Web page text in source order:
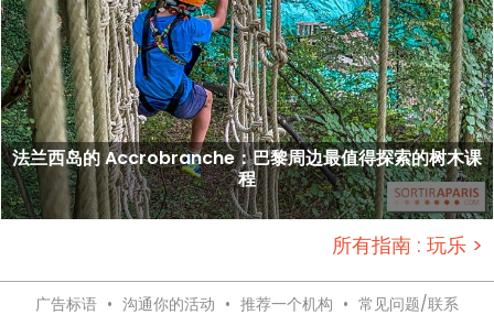
法兰西岛的 Accrobranche：巴黎周边最值得探索的树木课
程
所有指南 : 玩乐 >
广告标语 • 沟通你的活动 • 推荐一个机构 • 常见问题/联系